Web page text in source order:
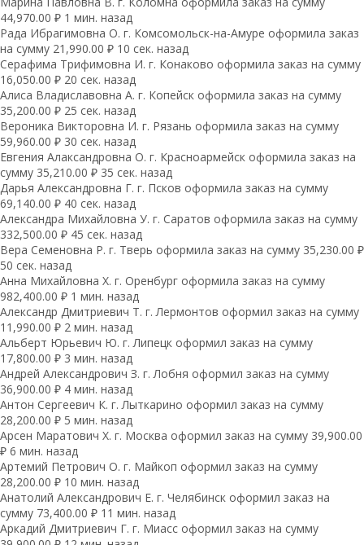
44,970.00 ₽ 1 мин. назад
Рада Ибрагимовна О. г. Комсомольск-на-Амуре оформила заказ
на сумму 21,990.00 ₽ 10 сек. назад
Серафима Трифимовна И. г. Конаково оформила заказ на сумму
16,050.00 ₽ 20 сек. назад
Алиса Владиславовна А. г. Копейск оформила заказ на сумму
35,200.00 ₽ 25 сек. назад
Вероника Викторовна И. г. Рязань оформила заказ на сумму
59,960.00 ₽ 30 сек. назад
Евгения Алаксандровна О. г. Красноармейск оформила заказ на
сумму 35,210.00 ₽ 35 сек. назад
Дарья Александровна Г. г. Псков оформила заказ на сумму
69,140.00 ₽ 40 сек. назад
Александра Михайловна У. г. Саратов оформила заказ на сумму
332,500.00 ₽ 45 сек. назад
Вера Семеновна Р. г. Тверь оформила заказ на сумму 35,230.00 ₽
50 сек. назад
Анна Михайловна Х. г. Оренбург оформила заказ на сумму
982,400.00 ₽ 1 мин. назад
Александр Дмитриевич Т. г. Лермонтов оформил заказ на сумму
11,990.00 ₽ 2 мин. назад
Альберт Юрьевич Ю. г. Липецк оформил заказ на сумму
17,800.00 ₽ 3 мин. назад
Андрей Александрович З. г. Лобня оформил заказ на сумму
36,900.00 ₽ 4 мин. назад
Антон Сергеевич К. г. Лыткарино оформил заказ на сумму
28,200.00 ₽ 5 мин. назад
Арсен Маратович Х. г. Москва оформил заказ на сумму 39,900.00
₽ 6 мин. назад
Артемий Петрович О. г. Майкоп оформил заказ на сумму
28,200.00 ₽ 10 мин. назад
Анатолий Александрович Е. г. Челябинск оформил заказ на
сумму 73,400.00 ₽ 11 мин. назад
Аркадий Дмитриевич Г. г. Миасс оформил заказ на сумму